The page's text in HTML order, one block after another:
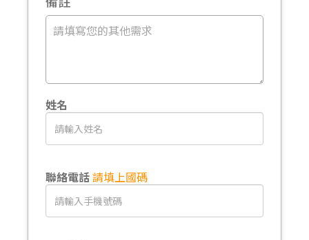
姓名
聯絡電話請填上國碼